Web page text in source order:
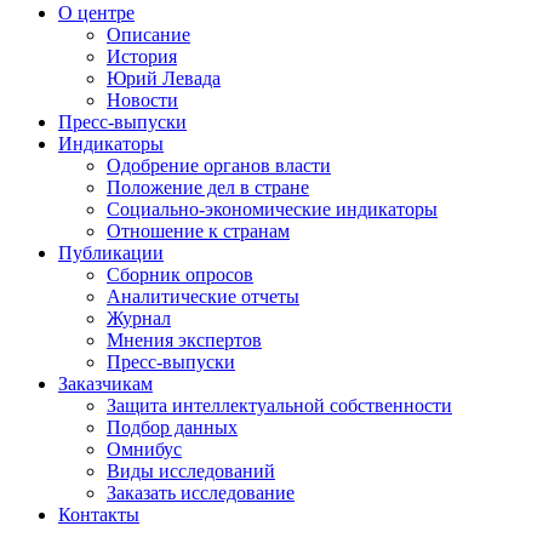
О центре
Описание
История
Юрий Левада
Новости
Пресс-выпуски
Индикаторы
Одобрение органов власти
Положение дел в стране
Социально-экономические индикаторы
Отношение к странам
Публикации
Сборник опросов
Аналитические отчеты
Журнал
Мнения экспертов
Пресс-выпуски
Заказчикам
Защита интеллектуальной собственности
Подбор данных
Омнибус
Виды исследований
Заказать исследование
Контакты